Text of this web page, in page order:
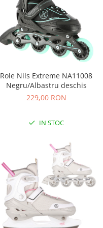
Role Nils Extreme NA11008
Negru/Albastru deschis
229,00 RON
IN STOC